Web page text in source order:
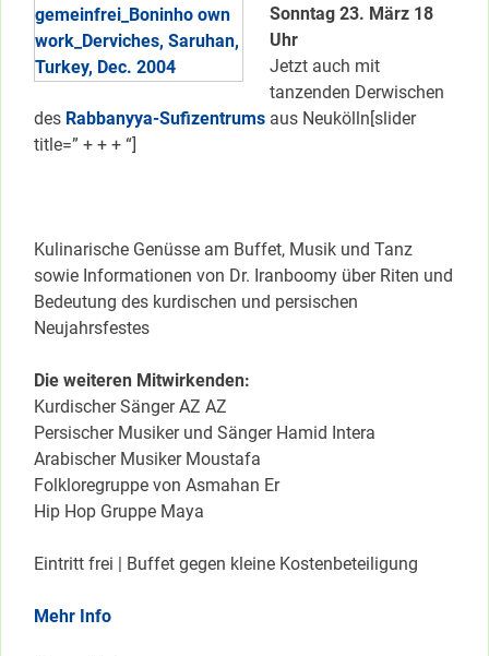
Sonntag 23. März 18
Uhr
Jetzt auch mit
tanzenden Derwischen
des Rabbanyya-Sufizentrums aus Neukölln[slider
title=” + + + “]
Kulinarische Genüsse am Buffet, Musik und Tanz
sowie Informationen von Dr. Iranboomy über Riten und
Bedeutung des kurdischen und persischen
Neujahrsfestes
Die weiteren Mitwirkenden:
Kurdischer Sänger AZ AZ
Persischer Musiker und Sänger Hamid Intera
Arabischer Musiker Moustafa
Folkloregruppe von Asmahan Er
Hip Hop Gruppe Maya
Eintritt frei | Buffet gegen kleine Kostenbeteiligung
Mehr Info